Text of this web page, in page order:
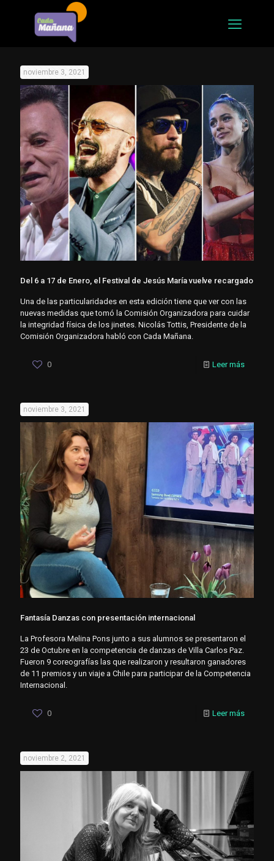
noviembre 3, 2021
Del 6 a 17 de Enero, el Festival de Jesús María vuelve recargado
Una de las particularidades en esta edición tiene que ver con las
nuevas medidas que tomó la Comisión Organizadora para cuidar
la integridad física de los jinetes. Nicolás Tottis, Presidente de la
Comisión Organizadora habló con Cada Mañana.
0 Leer más
noviembre 3, 2021
Fantasía Danzas con presentación internacional
La Profesora Melina Pons junto a sus alumnos se presentaron el
23 de Octubre en la competencia de danzas de Villa Carlos Paz.
Fueron 9 coreografías las que realizaron y resultaron ganadores
de 11 premios y un viaje a Chile para participar de la Competencia
Internacional.
0 Leer más
noviembre 2, 2021